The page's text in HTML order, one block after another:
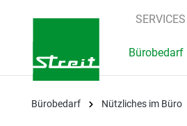
Zur Hauptnavigation springen
SERVICES
Bürobedarf
Bürobedarf Nützliches im Büro